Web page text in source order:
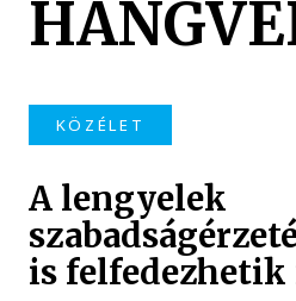
KÖZÉLET
A lengyelek
is